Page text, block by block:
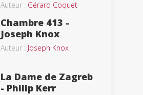
Auteur : Gérard Coquet
Chambre 413 -
Joseph Knox
Auteur : Joseph Knox
La Dame de Zagreb
- Philip Kerr